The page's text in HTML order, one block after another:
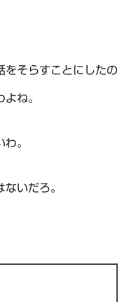
をそらすことにしたの
ね。
。
いだろ。